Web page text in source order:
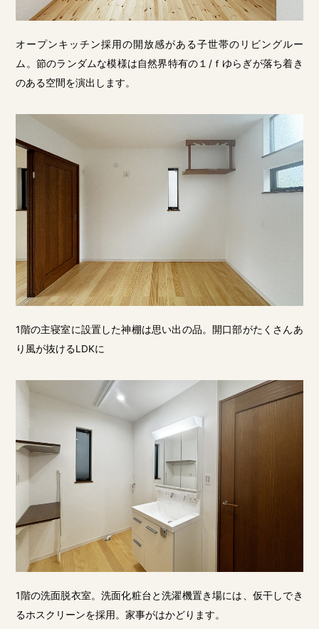
オープンキッチン採用の開放感がある子世帯のリビングルー
ム。節のランダムな模様は自然界特有の１/ｆゆらぎが落ち着き
のある空間を演出します。
1階の主寝室に設置した神棚は思い出の品。開口部がたくさんあ
り風が抜けるLDKに
1階の洗面脱衣室。洗面化粧台と洗濯機置き場には、仮干しでき
るホスクリーンを採用。家事がはかどります。